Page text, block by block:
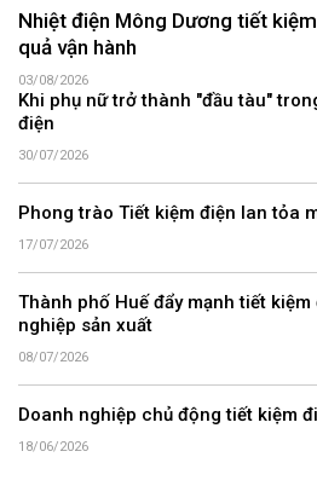
Nhiệt điện Mông Dương tiết
quả vận hành
03/08/2026
Khi phụ nữ trở thành "đầu tàu"
điện
30/07/2026
Phong trào Tiết kiệm điện lan tỏa
17/07/2026
Thành phố Huế đẩy mạnh tiết
nghiệp sản xuất
08/07/2026
Doanh nghiệp chủ động tiết kiệm
18/06/2026